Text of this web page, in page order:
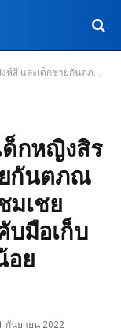
นยนต์บังคับมือเก็บผักตบชวารักษาแม่น้ำน้อย “SGR-2022”
กหญิงสิร
ยกันตภณ
มเชย
มือเก็บ
อย
กันยายน 2022